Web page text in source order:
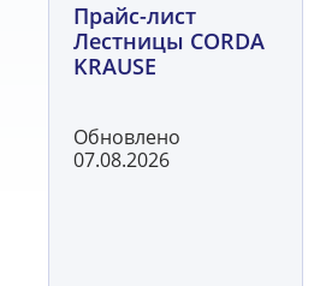
Прайс-лист
Лестницы CORDA
KRAUSE
Обновлено
07.08.2026